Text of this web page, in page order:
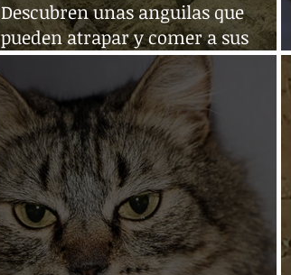
Descubren unas anguilas que
pueden atrapar y comer a sus
presas en la tierra